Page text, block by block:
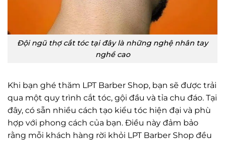
Đội ngũ thợ cắt tóc tại đây là những nghệ nhân tay
nghề cao
Khi bạn ghé thăm LPT Barber Shop, bạn sẽ được trải
qua một quy trình cắt tóc, gội đầu và tỉa chu đáo. Tại
đây, có sẵn nhiều cách tạo kiểu tóc hiện đại và phù
hợp với phong cách của bạn. Điều này đảm bảo
rằng mỗi khách hàng rời khỏi LPT Barber Shop đều